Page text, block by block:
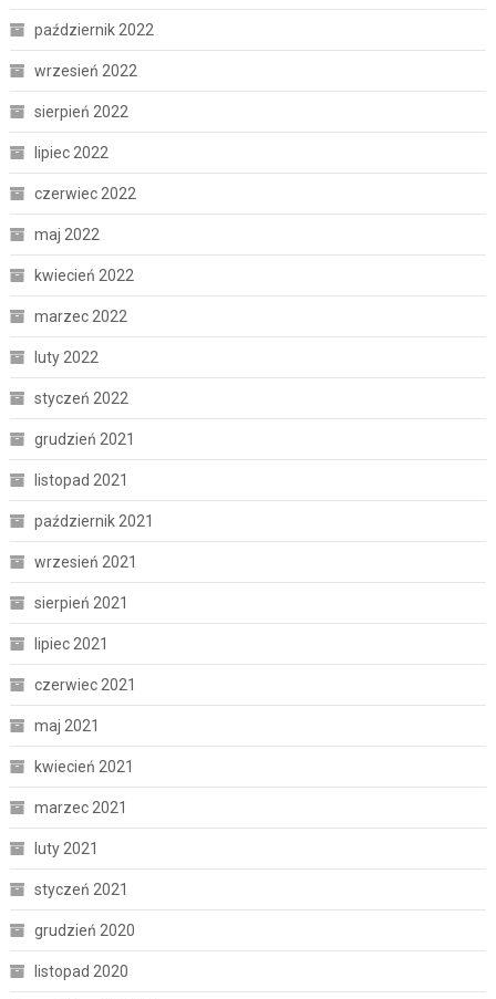
październik 2022
wrzesień 2022
sierpień 2022
lipiec 2022
czerwiec 2022
maj 2022
kwiecień 2022
marzec 2022
luty 2022
styczeń 2022
grudzień 2021
listopad 2021
październik 2021
wrzesień 2021
sierpień 2021
lipiec 2021
czerwiec 2021
maj 2021
kwiecień 2021
marzec 2021
luty 2021
styczeń 2021
grudzień 2020
listopad 2020